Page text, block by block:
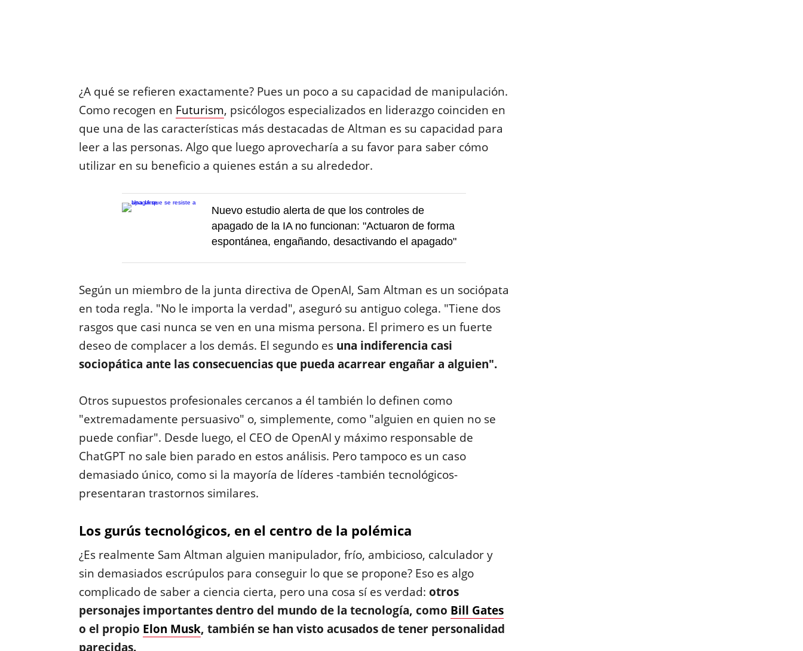
¿A qué se refieren exactamente? Pues un poco a su capacidad de manipulación.
Como recogen en Futurism, psicólogos especializados en liderazgo coinciden en
que una de las características más destacadas de Altman es su capacidad para
leer a las personas. Algo que luego aprovecharía a su favor para saber cómo
utilizar en su beneficio a quienes están a su alrededor.
Nuevo estudio alerta de que los controles de
apagado de la IA no funcionan: "Actuaron de forma
espontánea, engañando, desactivando el apagado"
Según un miembro de la junta directiva de OpenAI, Sam Altman es un sociópata
en toda regla. "No le importa la verdad", aseguró su antiguo colega. "Tiene dos
rasgos que casi nunca se ven en una misma persona. El primero es un fuerte
deseo de complacer a los demás. El segundo esuna indiferencia casi
sociopática ante las consecuencias que pueda acarrear engañar a alguien".
Otros supuestos profesionales cercanos a él también lo definen como
"extremadamente persuasivo" o, simplemente, como "alguien en quien no se
puede confiar". Desde luego, el CEO de OpenAI y máximo responsable de
ChatGPT no sale bien parado en estos análisis. Pero tampoco es un caso
demasiado único, como si la mayoría de líderes -también tecnológicos-
presentaran trastornos similares.
Los gurús tecnológicos, en el centro de la polémica
¿Es realmente Sam Altman alguien manipulador, frío, ambicioso, calculador y
sin demasiados escrúpulos para conseguir lo que se propone? Eso es algo
complicado de saber a ciencia cierta, pero una cosa sí es verdad: otros
personajes importantes dentro del mundo de la tecnología, como Bill Gates
o el propio Elon Musk, también se han visto acusados de tener personalidad
parecidas.